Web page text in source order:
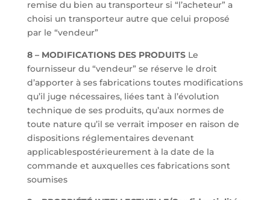
remise du bien au transporteur si “l’acheteur” a
choisi un transporteur autre que celui proposé
par le “vendeur”
8 – MODIFICATIONS DES PRODUITSLe
fournisseur du “vendeur” se réserve le droit
d’apporter à ses fabrications toutes modifications
qu’il juge nécessaires, liées tant à l’évolution
technique de ses produits, qu’aux normes de
toute nature qu’il se verrait imposer en raison de
dispositions réglementaires devenant
applicablespostérieurement à la date de la
commande et auxquelles ces fabrications sont
soumises